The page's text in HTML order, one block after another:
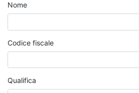
Nome
Codice fiscale
Qualifica